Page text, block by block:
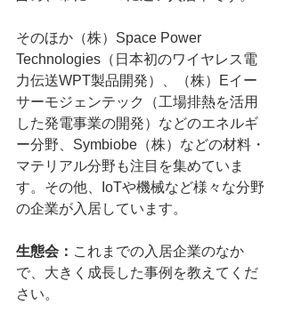
そのほか（株）Space Power
Technologies（日本初のワイヤレス電
力伝送WPT製品開発）、（株）Eイー
サーモジェンテック（工場排熱を活用
した発電事業の開発）などのエネルギ
ー分野、Symbiobe（株）などの材料・
マテリアル分野も注目を集めていま
す。その他、IoTや機械など様々な分野
の企業が入居しています。
生態会： これまでの入居企業のなか
で、大きく成長した事例を教えてくだ
さい。